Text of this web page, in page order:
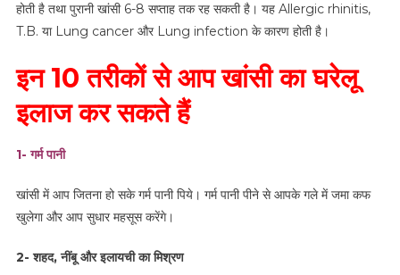
होती है तथा पुरानी खांसी 6-8 सप्ताह तक रह सकती है। यह Allergic rhinitis,
T.B. या Lung cancer और Lung infection के कारण होती है।
इन 10 तरीकों से आप खांसी का घरेलू
इलाज कर सकते हैं
1- गर्म पानी
खांसी में आप जितना हो सके गर्म पानी पिये। गर्म पानी पीने से आपके गले में जमा कफ
खुलेगा और आप सुधार महसूस करेंगे।
2- शहद, नींबू और इलायची का मिश्रण